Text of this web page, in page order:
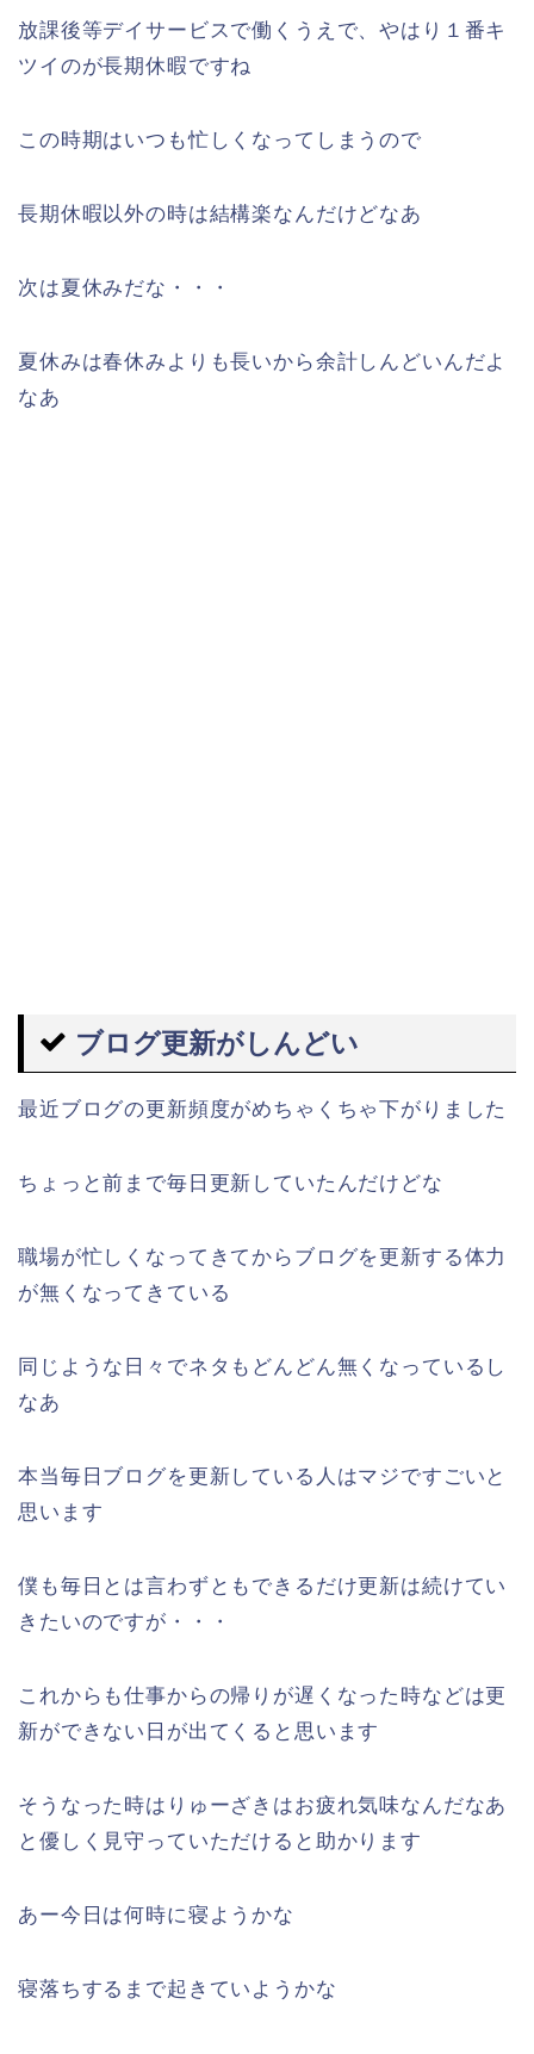
放課後等デイサービスで働くうえで、やはり１番キ
ツイのが長期休暇ですね
この時期はいつも忙しくなってしまうので
長期休暇以外の時は結構楽なんだけどなあ
次は夏休みだな・・・
夏休みは春休みよりも長いから余計しんどいんだよ
なあ
ブログ更新がしんどい
最近ブログの更新頻度がめちゃくちゃ下がりました
ちょっと前まで毎日更新していたんだけどな
職場が忙しくなってきてからブログを更新する体力
が無くなってきている
同じような日々でネタもどんどん無くなっているし
なあ
本当毎日ブログを更新している人はマジですごいと
思います
僕も毎日とは言わずともできるだけ更新は続けてい
きたいのですが・・・
これからも仕事からの帰りが遅くなった時などは更
新ができない日が出てくると思います
そうなった時はりゅーざきはお疲れ気味なんだなあ
と優しく見守っていただけると助かります
あー今日は何時に寝ようかな
寝落ちするまで起きていようかな